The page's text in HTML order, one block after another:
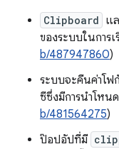
Clipboard แ
ของระบบในการ
b/487947860)
ระบบจะคืนค่าโฟ
ซีซึ่งมีการนำโหน
b/481564275)
ป๊อปอัปที่มี